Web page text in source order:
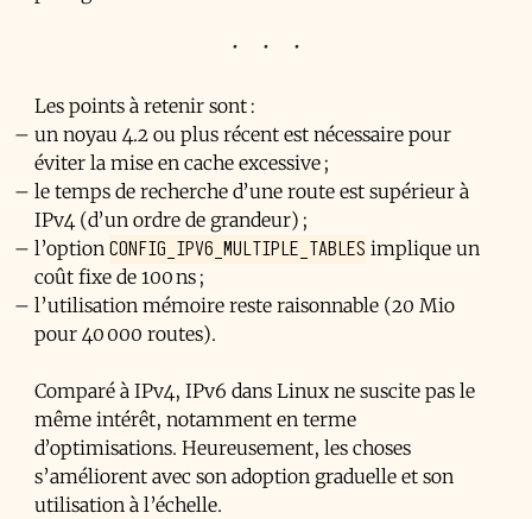
Les points à retenir sont :
un noyau 4.2 ou plus récent est nécessaire pour
éviter la mise en cache excessive ;
le temps de recherche d’une route est supérieur à
IPv4 (d’un ordre de grandeur) ;
l’option CONFIG_IPV6_MULTIPLE_TABLES implique un
coût fixe de 100 ns ;
l’utilisation mémoire reste raisonnable (20 Mio
pour 40 000 routes).
Comparé à IPv4, IPv6 dans Linux ne suscite pas le
même intérêt, notamment en terme
d’optimisations. Heureusement, les choses
s’améliorent avec son adoption graduelle et son
utilisation à l’échelle.